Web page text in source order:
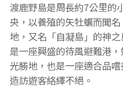
渡鹿野島是周長約7公里的
央，以養殖的矢牡蠣而聞
地，又名「自凝島」的神
是一座興盛的待風避難港
光勝地，也是一座適合品
造訪遊客絡繹不絕。